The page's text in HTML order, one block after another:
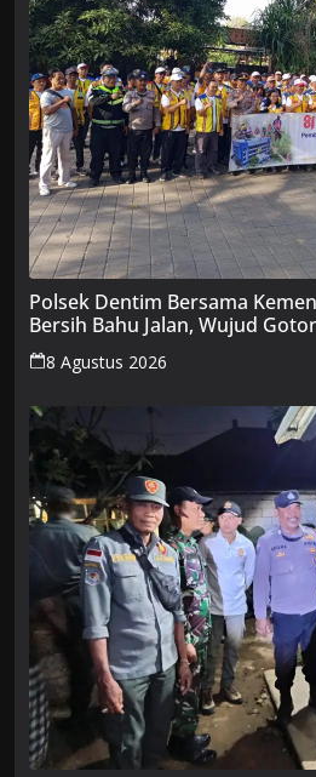
Polsek Dentim Bersama
Bersih Bahu Jalan, Wujud
HUT RI ke-81
8 Agustus 2026